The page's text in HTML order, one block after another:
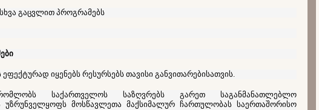
გაცვლით პროგრამებს
იყენებს რესურსებს თავისი განვითარებისათვის.
საქართველოს საზღვრებს გარეთ საგანმანათლებლო
უზრუნველყოფს მოსწავლეთა მაქსიმალურ ჩართულობას საერთაშორისო